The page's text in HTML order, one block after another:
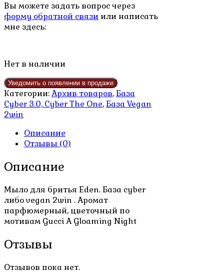
Вы можете задать вопрос через
форму обратной связи или написать
мне здесь:
Нет в наличии
Категории:Архив товаров,База
Cyber 3.0, Cyber The One,База Vegan
2win
Описание
Отзывы (0)
Описание
Мыло для бритья Eden. База cyber
либо vegan 2win . Аромат
парфюмерный, цветочный по
мотивам Gucci A Gloaming Night
Отзывы
Отзывов пока нет.